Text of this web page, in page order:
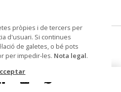
primera meitat segle XX
pròpies i de tercers per
d'usuari. Si continues
de galetes, o bé pots
per impedir-les. Nota legal.